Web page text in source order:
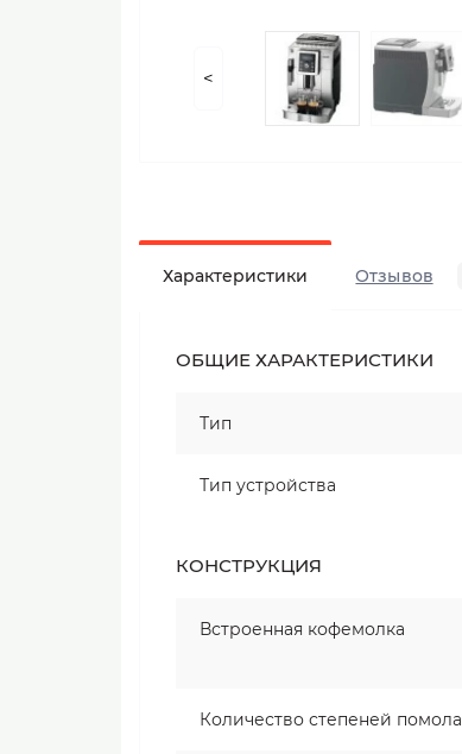
<
Характеристики Отзывов
ОБЩИЕ ХАРАКТЕРИСТИКИ
Тип
Тип устройства
КОНСТРУКЦИЯ
Встроенная кофемолка
Количество степеней помола